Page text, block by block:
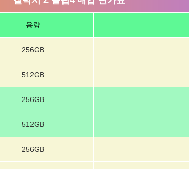
용량
256GB
512GB
256GB
512GB
256GB